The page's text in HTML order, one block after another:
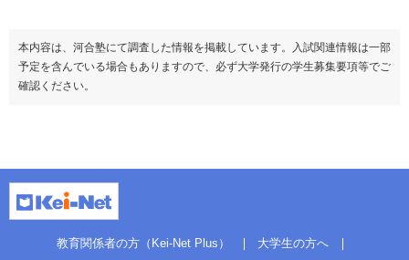
本内容は、河合塾にて調査した情報を掲載しています。入試関連情報は一部
予定を含んでいる場合もありますので、必ず大学発行の学生募集要項等でご
確認ください。
教育関係者の方（Kei-Net Plus） 大学生の方へ